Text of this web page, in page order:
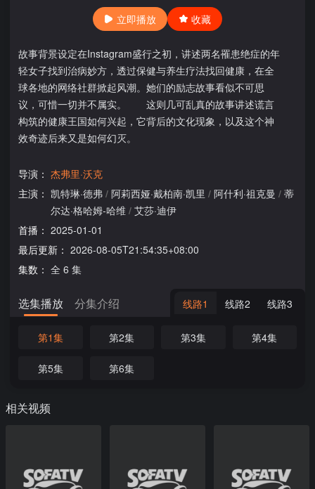
立即播放 收藏
故事背景设定在Instagram盛行之初，讲述两名罹患绝症的年
轻女子找到治病妙方，透过保健与养生疗法找回健康，在全
球各地的网络社群掀起风潮。她们的励志故事看似不可思
议，可惜一切并不属实。 这则几可乱真的故事讲述谎言
构筑的健康王国如何兴起，它背后的文化现象，以及这个神
效奇迹后来又是如何幻灭。
导演： 杰弗里·沃克
主演： 凯特琳·德弗 / 阿莉西娅·戴柏南·凯里 / 阿什利·祖克曼 / 蒂
尔达·格哈姆-哈维 / 艾莎·迪伊
首播： 2025-01-01
最后更新： 2026-08-05T21:54:35+08:00
集数： 全 6 集
选集播放 分集介绍 线路1 线路2 线路3
第1集 第2集 第3集 第4集
第5集 第6集
相关视频